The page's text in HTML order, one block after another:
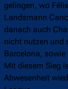
gelingen, wo
Landsmann
danach auch
nicht nutzen und
Barcelona,
Mit diesem Sieg
Abwesenheit